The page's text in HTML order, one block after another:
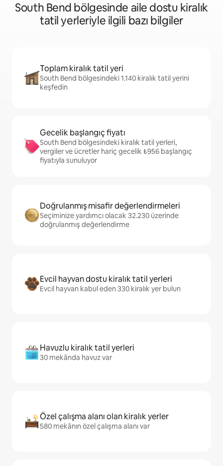
South Bend bölgesinde aile dostu kiralık
tatil yerleriyle ilgili bazı bilgiler
Toplam kiralık tatil yeri
South Bend bölgesindeki 1.140 kiralık tatil yerini
keşfedin
Gecelik başlangıç fiyatı
South Bend bölgesindeki kiralık tatil yerleri,
vergiler ve ücretler hariç gecelik ₺956 başlangıç
fiyatıyla sunuluyor
Doğrulanmış misafir değerlendirmeleri
Seçiminize yardımcı olacak 32.230 üzerinde
doğrulanmış değerlendirme
Evcil hayvan dostu kiralık tatil yerleri
Evcil hayvan kabul eden 330 kiralık yer bulun
Havuzlu kiralık tatil yerleri
30 mekânda havuz var
Özel çalışma alanı olan kiralık yerler
580 mekânın özel çalışma alanı var